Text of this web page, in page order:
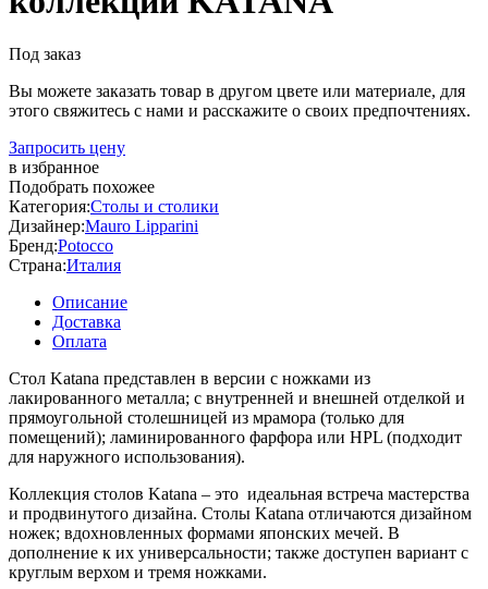
Под заказ
Вы можете заказать товар в другом цвете или материале, для
этого свяжитесь с нами и расскажите о своих предпочтениях.
Запросить цену
в избранное
Подобрать похожее
Категория:Столы и столики
Дизайнер:Mauro Lipparini
Бренд:Potocco
Страна:Италия
Описание
Доставка
Оплата
Стол Katana представлен в версии с ножками из
лакированного металла; с внутренней и внешней отделкой и
прямоугольной столешницей из мрамора (только для
помещений); ламинированного фарфора или HPL (подходит
для наружного использования).
Коллекция столов Katana – это идеальная встреча мастерства
и продвинутого дизайна. Столы Katana отличаются дизайном
ножек; вдохновленных формами японских мечей. В
дополнение к их универсальности; также доступен вариант с
круглым верхом и тремя ножками.